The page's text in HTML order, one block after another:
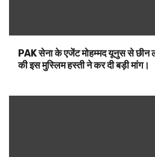
PAK सेना के एजेंट मोहम्मद यूनुस से छीन
की इस मुस्लिम हस्ती ने कर दी बड़ी मांग।